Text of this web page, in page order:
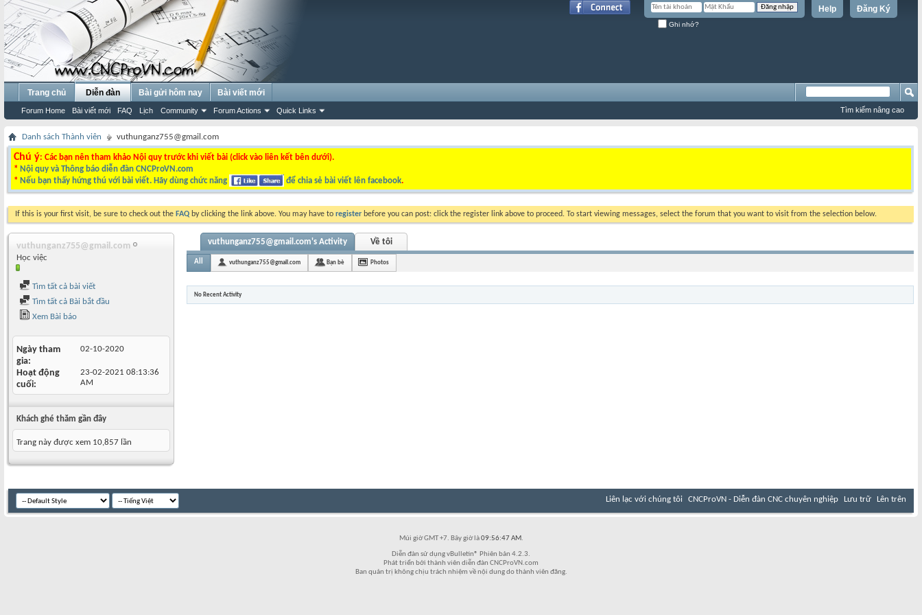
Đăng Ký
Help
Ghi nhớ?
Trang chủ Diễn đàn
Forum Home Bài viết mới FAQ Lịch Community Forum Actions Quick Links
Bài gửi hôm nay Bài viết mới
Tìm kiếm nâng cao
Danh sách Thành viên vuthunganz755@gmail.com
Chú ý: Các bạn nên tham khảo Nội quy trước khi viết bài (click vào liên kết bên dưới).
* Nội quy và Thông báo diễn đàn CNCProVN.com
* Nếu bạn thấy hứng thú với bài viết. Hãy dùng chức năng để chia sẻ bài viết lên facebook.
If this is your first visit, be sure to check out the FAQ by clicking the link above. You may have to register before you can post: click the register link above to proceed. To start viewing messages, select the forum that you want to visit from the selection below.
vuthunganz755@gmail.com
Học việc
Tìm tất cả bài viết
Tìm tất cả Bài bắt đầu
Xem Bài báo
Ngày tham
gia
02-10-2020
Hoạt động
cuối
23-02-2021 08:13:36
AM
Khách ghé thăm gần đây
Trang này được xem 10,857 lần
vuthunganz755@gmail.com's Activity Về tôi
All vuthunganz755@gmail.com Bạn bè Photos
No Recent Activity
Liên lạc với chúng tôi CNCProVN - Diễn đàn CNC chuyên nghiệp Lưu trữ Lên trên
Múi giờ GMT +7. Bây giờ là09:56:47 AM.
Diễn đàn sử dụng vBulletin® Phiên bản 4.2.3.
Phát triển bởi thành viên diễn đàn CNCProVN.com
Ban quản trị không chịu trách nhiệm về nội dung do thành viên đăng.